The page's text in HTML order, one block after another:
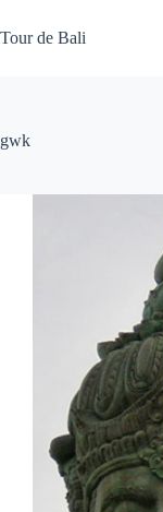
to
content
Tour de Bali
gwk